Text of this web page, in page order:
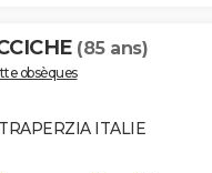
(85 ans)
obsèques
ITALIE